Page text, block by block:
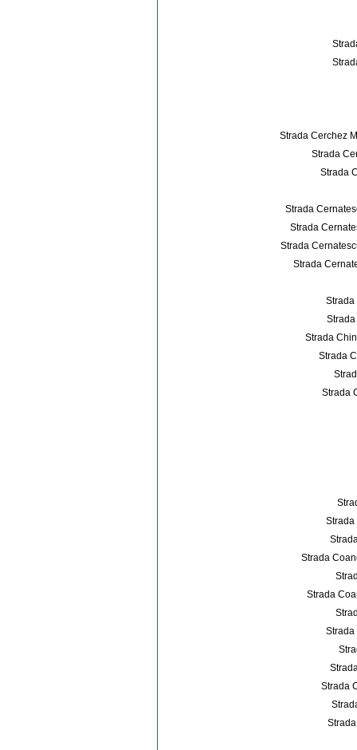
Strada Cerchez
Strada
Strada
Strada
Strada
Strada
Strada
Strada
Strada
Strada
Strada
Strada
Strada
Strada
Strada
Strada